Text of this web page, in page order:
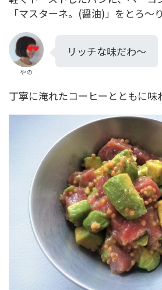
「マスターネ。(醤油)」をとろ～り
やの
リッチな味だわ～
丁寧に淹れたコーヒーとともに味